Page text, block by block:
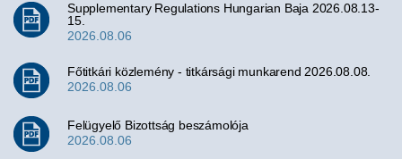
Supplementary Regulations Hungarian Baja 2026.08.13-
15.
2026.08.06
Főtitkári közlemény - titkársági munkarend 2026.08.08.
2026.08.06
Felügyelő Bizottság beszámolója
2026.08.06